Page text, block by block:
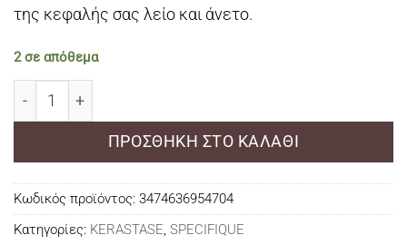
της κεφαλής σας λείο και άνετο.
2 σε απόθεμα
Kérastase Spécifique Potentialiste Scalp-Strengthening
ΠΡΟΣΘΉΚΗ ΣΤΟ ΚΑΛΆΘΙ
Κωδικός προϊόντος: 3474636954704
Κατηγορίες: KERASTASE, SPECIFIQUE